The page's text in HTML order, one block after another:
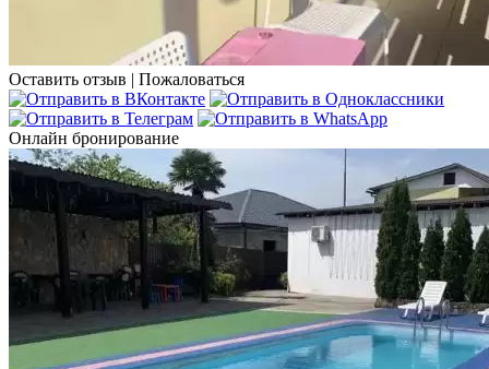
Оставить отзыв | Пожаловаться
Онлайн бронирование